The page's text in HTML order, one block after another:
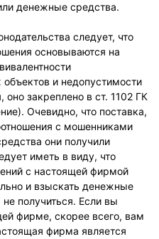
денежные средства.
следует, что
основываются на
и недопустимости
оно закреплено в ст. 1102 ГК
Очевидно, что поставка,
с мошенниками
они получили
иметь в виду, что
с настоящей фирмой
и взыскать денежные
получиться. Если вы
фирме, скорее всего, вам
фирма является